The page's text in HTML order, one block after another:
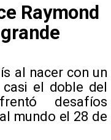
Raymond
al nacer con un
casi el doble del
desafíos
mundo el 28 de